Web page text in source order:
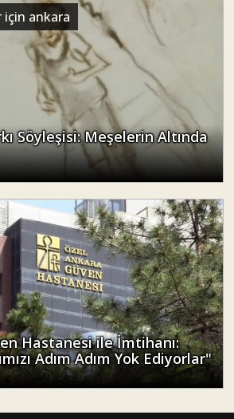
için ankara
Söyleşisi: Meşelerin Altında
Hastanesi ile İmtihanı:
Adım Adım Yok Ediyorlar"